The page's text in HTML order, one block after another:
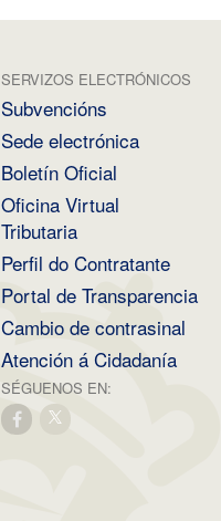
SERVIZOS ELECTRÓNICOS
Subvencións
Sede electrónica
Boletín Oficial
Oficina Virtual
Tributaria
Perfil do Contratante
Portal de Transparencia
Cambio de contrasinal
Atención á Cidadanía
SÉGUENOS EN: